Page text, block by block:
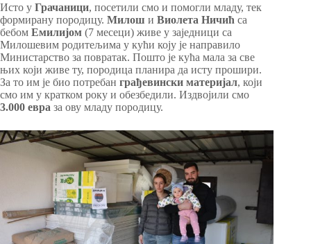
Исто у Грачаници, посетили смо и помогли младу, тек
формирану породицу. Милош и Виолета Ничић са
бебом Емилијом (7 месеци) живе у заједници са
Милошевим родитељима у кући коју је направило
Министарство за повратак. Пошто је кућа мала за све
њих који живе ту, породица планира да исту прошири.
За то им је био потребан грађевински материјал, који
смо им у кратком року и обезбедили. Издвојили смо
3.000 евра за ову младу породицу.